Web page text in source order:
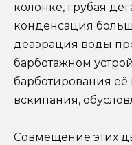
колонке, грубая
конденсация
деаэрация воды
барботажном
барботирования
вскипания,
Совмещение этих